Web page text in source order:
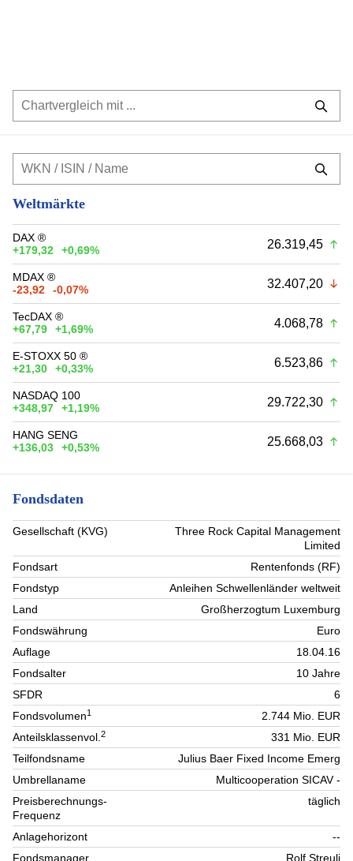
Weltmärkte
DAX ®
+179,32
+0,69% 26.319,45
MDAX ®
-23,92
-0,07% 32.407,20
TecDAX ®
+67,79
+1,69% 4.068,78
E-STOXX 50 ®
+21,30
+0,33% 6.523,86
NASDAQ 100
+348,97
+1,19% 29.722,30
HANG SENG
+136,03
+0,53% 25.668,03
Fondsdaten
Gesellschaft (KVG)
Three Rock Capital Management
Limited
Fondsart
Rentenfonds (RF)
Fondstyp
Anleihen Schwellenländer weltweit
Land
Großherzogtum Luxemburg
Fondswährung
Euro
Auflage
18.04.16
Fondsalter
10 Jahre
SFDR
6
Fondsvolumen1
2.744 Mio. EUR
Anteilsklassenvol.2
331 Mio. EUR
Teilfondsname
Julius Baer Fixed Income Emerg
Umbrellaname
Multicooperation SICAV -
Preisberechnungs-
Frequenz
täglich
Anlagehorizont
--
Fondsmanager
Rolf Streuli